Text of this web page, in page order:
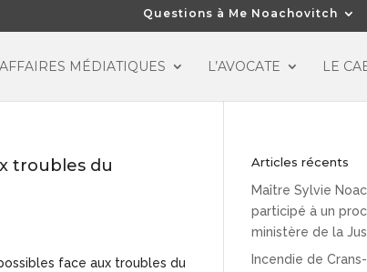
Questions à Me Noachovitch
AFFAIRES MÉDIATIQUES L’AVOCATE LE
troubles du
face aux troubles du
Articles récents
Maître Sylvie
participé à un
ministère de la
Incendie de